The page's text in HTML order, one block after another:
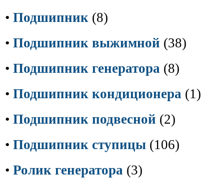
• Подшипник (8)
• Подшипник выжимной (38)
• Подшипник генератора (8)
• Подшипник кондиционера (1)
• Подшипник подвесной (2)
• Подшипник ступицы (106)
• Ролик генератора (3)